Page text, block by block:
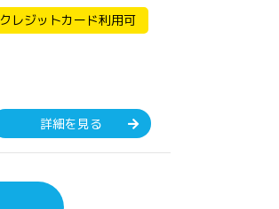
クレジットカード利用可
詳細を見る